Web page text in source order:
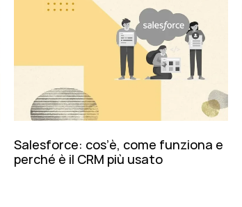
Salesforce: cos’è, come funziona e
perché è il CRM più usato